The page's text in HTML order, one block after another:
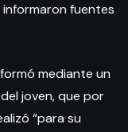
fuentes
mediante un
joven, que por
“para su